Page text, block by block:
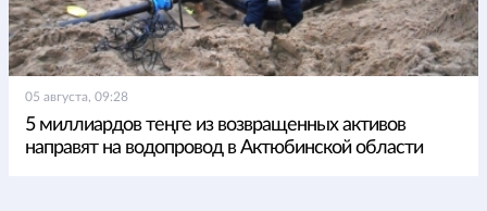
05 августа, 09:28
5 миллиардов теңге из возвращенных активов
направят на водопровод в Актюбинской области